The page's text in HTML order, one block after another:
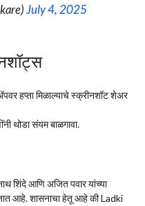
July 4, 2025
हप्ता मिळाल्याचे स्क्रीनशॉट शेअर
थोडा संयम बाळगावा.
शिंदे आणि अजित पवार यांच्या
जात आहे. शासनाचा हेतू आहे की Ladki